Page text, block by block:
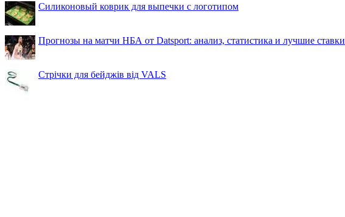
Силиконовый коврик для выпечки с логотипом
Прогнозы на матчи НБА от Datsport: анализ, статистика и лучшие ставки
Стрічки для бейджів від VALS